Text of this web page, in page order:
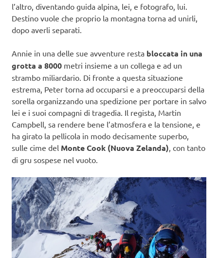
l’altro, diventando guida alpina, lei, e fotografo, lui.
Destino vuole che proprio la montagna torna ad unirli,
dopo averli separati.
Annie in una delle sue avventure resta bloccata in una
grotta a 8000 metri insieme a un collega e ad un
strambo miliardario. Di fronte a questa situazione
estrema, Peter torna ad occuparsi e a preoccuparsi della
sorella organizzando una spedizione per portare in salvo
lei e i suoi compagni di tragedia. Il regista, Martin
Campbell, sa rendere bene l’atmosfera e la tensione, e
ha girato la pellicola in modo decisamente superbo,
sulle cime del Monte Cook (Nuova Zelanda) , con tanto
di gru sospese nel vuoto.